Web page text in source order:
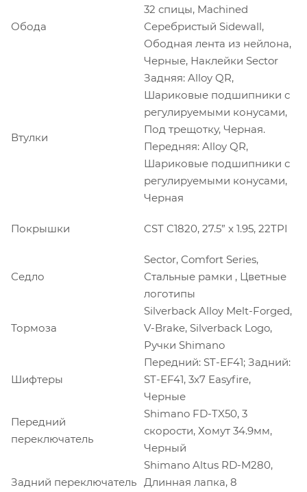
Обода
32 спицы, Machined
Серебристый Sidewall,
Ободная лента из нейлона,
Черные, Наклейки Sector
Втулки
Задняя: Alloy QR,
Шариковые подшипники с
регулируемыми конусами,
Под трещотку, Черная.
Передняя: Alloy QR,
Шариковые подшипники с
регулируемыми конусами,
Черная
Покрышки CST C1820, 27.5” x 1.95, 22TPI
Седло
Sector, Comfort Series,
Стальные рамки , Цветные
логотипы
Тормоза
Silverback Alloy Melt-Forged,
V-Brake, Silverback Logo,
Ручки Shimano
Шифтеры
Передний: ST-EF41; Задний:
ST-EF41, 3x7 Easyfire,
Черные
Передний
переключатель
Shimano FD-TX50, 3
скорости, Хомут 34.9мм,
Черный
Задний переключатель
Shimano Altus RD-M280,
Длинная лапка, 8